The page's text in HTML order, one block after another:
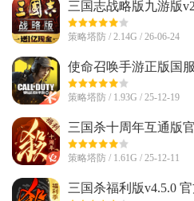
三国志战略版九游版
策略塔防 / 2.14G / 26-06-24
使命召唤手游正版国
策略塔防 / 1.93G / 25-12-19
三国杀十周年互通版
方最新版
策略塔防 / 1.61G / 25-12-11
三国杀福利版v4.5.0